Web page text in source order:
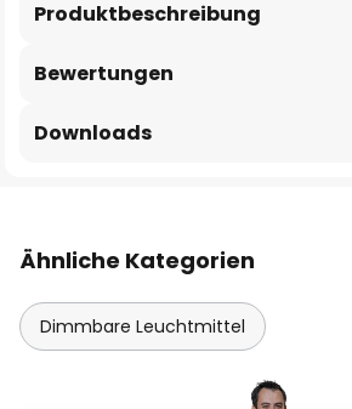
Produktbeschreibung
Bewertungen
Downloads
Ähnliche Kategorien
Dimmbare Leuchtmittel